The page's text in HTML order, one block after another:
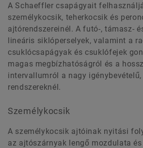
A Schaeffler csapágyait
személykocsik, teherkocsik és
ajtórendszereinél. A futó-, támasz-
lineáris siklóperselyek, valamint a
csuklócsapágyak és csuklófejek
magas megbízhatóságról és a
intervallumról a nagy
rendszereknél.
Személykocsik
A személykocsik ajtóinak nyitási
az ajtószárnyak lengő mozdulata